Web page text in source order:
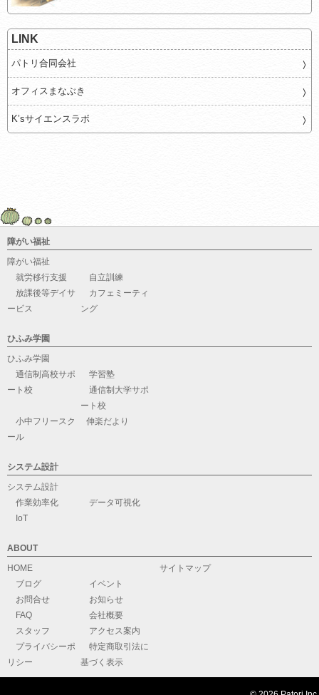
LINK
パトリ合同会社
オフィスまなぶき
K’sサイエンスラボ
障がい福祉
障がい福祉
就労移行支援
自立訓練
放課後等デイサ
ービス
カフェミーティ
ング
ひふみ学園
ひふみ学園
通信制高校サポ
ート校
学習塾
通信制大学サポ
ート校
小中フリースク
ール
伸楽だより
システム設計
システム設計
作業効率化
データ可視化
IoT
ABOUT
HOME
ブログ
イベント
お問合せ
お知らせ
FAQ
会社概要
スタッフ
アクセス案内
プライバシーポ
リシー
特定商取引法に
基づく表示
サイトマップ